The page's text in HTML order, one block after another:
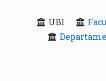
UBI